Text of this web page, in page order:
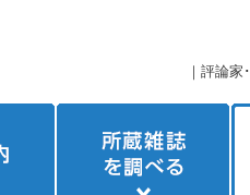
｜ 評論家